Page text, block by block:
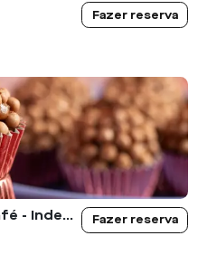
Fazer reserva
Rellicário Brigaderia e Café - Independência Shopping Fazer reserva